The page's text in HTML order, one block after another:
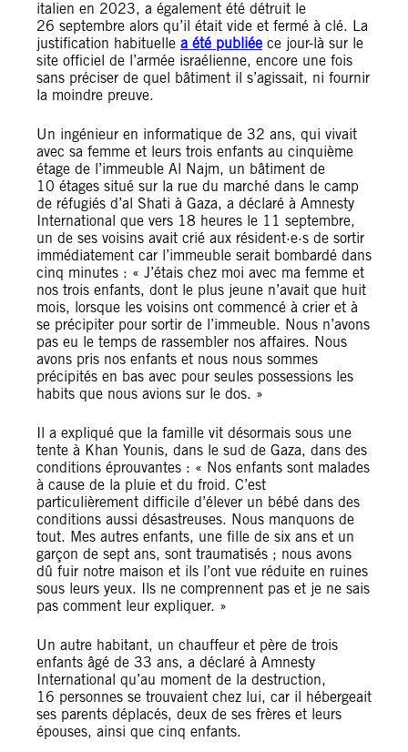
italien en 2023, a également été détruit le
26 septembre alors qu’il était vide et fermé à clé. La
justification habituelle a été publiée ce jour-là sur le
site officiel de l’armée israélienne, encore une fois
sans préciser de quel bâtiment il s’agissait, ni fournir
la moindre preuve.
Un ingénieur en informatique de 32 ans, qui vivait
avec sa femme et leurs trois enfants au cinquième
étage de l’immeuble Al Najm, un bâtiment de
10 étages situé sur la rue du marché dans le camp
de réfugiés d’al Shati à Gaza, a déclaré à Amnesty
International que vers 18 heures le 11 septembre,
un de ses voisins avait crié aux résident·e·s de sortir
immédiatement car l’immeuble serait bombardé dans
cinq minutes : « J’étais chez moi avec ma femme et
nos trois enfants, dont le plus jeune n’avait que huit
mois, lorsque les voisins ont commencé à crier et à
se précipiter pour sortir de l’immeuble. Nous n’avons
pas eu le temps de rassembler nos affaires. Nous
avons pris nos enfants et nous nous sommes
précipités en bas avec pour seules possessions les
habits que nous avions sur le dos. »
Il a expliqué que la famille vit désormais sous une
tente à Khan Younis, dans le sud de Gaza, dans des
conditions éprouvantes : « Nos enfants sont malades
à cause de la pluie et du froid. C’est
particulièrement difficile d’élever un bébé dans des
conditions aussi désastreuses. Nous manquons de
tout. Mes autres enfants, une fille de six ans et un
garçon de sept ans, sont traumatisés ; nous avons
dû fuir notre maison et ils l’ont vue réduite en ruines
sous leurs yeux. Ils ne comprennent pas et je ne sais
pas comment leur expliquer. »
Un autre habitant, un chauffeur et père de trois
enfants âgé de 33 ans, a déclaré à Amnesty
International qu’au moment de la destruction,
16 personnes se trouvaient chez lui, car il hébergeait
ses parents déplacés, deux de ses frères et leurs
épouses, ainsi que cinq enfants.